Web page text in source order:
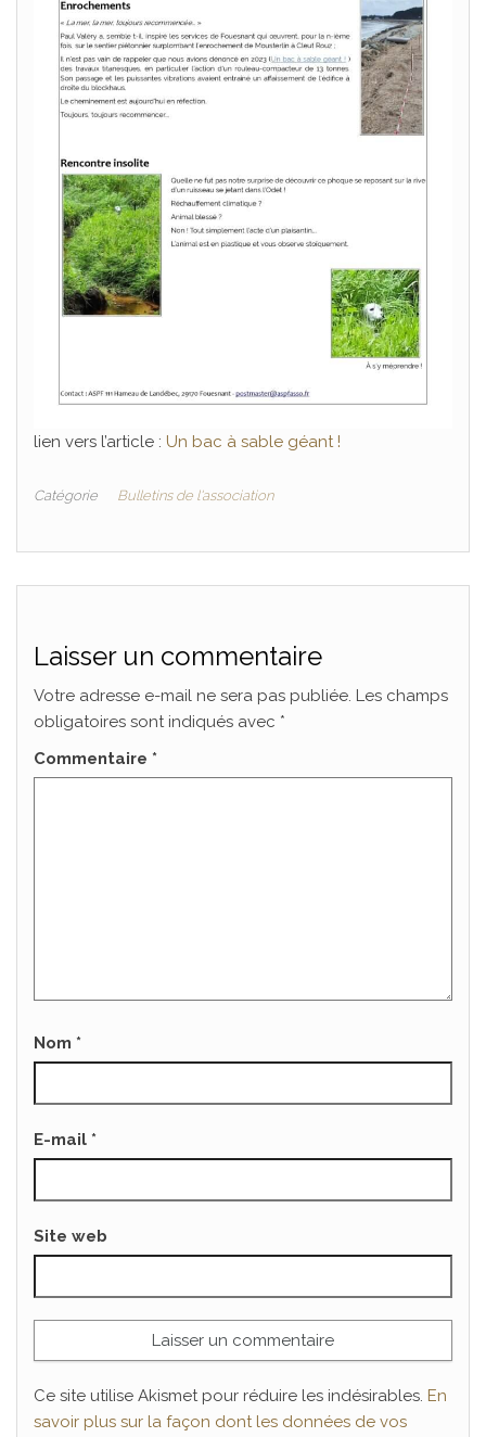
lien vers l’article : Un bac à sable géant !
Catégorie Bulletins de l'association
Laisser un commentaire
Votre adresse e-mail ne sera pas publiée. Les champs
obligatoires sont indiqués avec *
Commentaire *
Nom *
E-mail *
Site web
Ce site utilise Akismet pour réduire les indésirables. En
savoir plus sur la façon dont les données de vos